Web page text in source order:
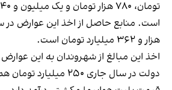
است. منابع حاصل از اخذ این عوارض در
هزار و ۳۶۲ میلیارد تومان است.
اخذ این مبالغ از شهروندان به این
دولت در سال جاری ۲۵۰